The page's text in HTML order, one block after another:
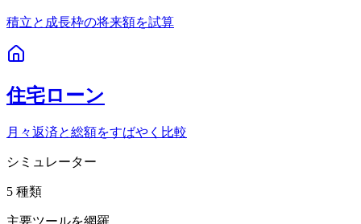
積立と成長枠の将来額を試算
住宅ローン
月々返済と総額をすばやく比較
シミュレーター
5 種類